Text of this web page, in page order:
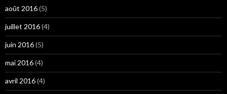
août 2016(5)
juillet 2016(4)
juin 2016(5)
mai 2016(4)
avril 2016(4)